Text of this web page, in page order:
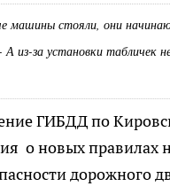
стояли, они
из-за установки табличек
ГИБДД по
о новых правилах